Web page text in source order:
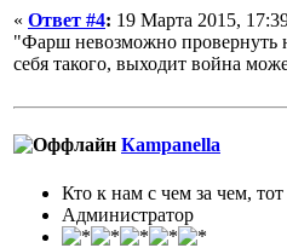
« Ответ #4: 19 Марта 2015,
"Фарш невозможно провернуть
себя такого, выходит война
Кampanella
Кто к нам с чем за чем, тот
Администратор